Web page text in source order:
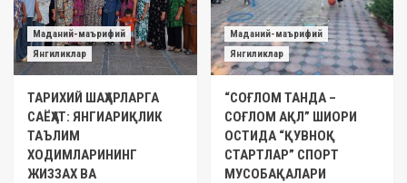
Маданий-маърифий
Янгиликлар
ТАРИХИЙ ШАҲАРЛАРГА
САЁҲАТ: ЯНГИАРИҚЛИК
ТАЪЛИМ
ХОДИМЛАРИНИНГ
ЖИЗЗАХ ВА
Маданий-маърифий
Янгиликлар
“СОҒЛОМ ТАНДА –
СОҒЛОМ АҚЛ” ШИОРИ
ОСТИДА “ҚУВНОҚ
СТАРТЛАР” СПОРТ
МУСОБАҚАЛАРИ